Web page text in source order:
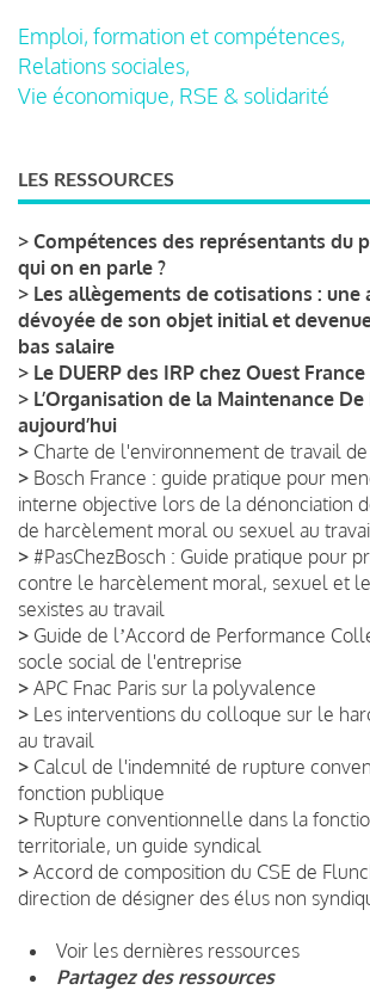
Emploi, formation et compétences,
Relations sociales,
Vie économique, RSE & solidarité
LES RESSOURCES
> Compétences des représentants du
qui on en parle ?
> Les allègements de cotisations : une
dévoyée de son objet initial et
bas salaire
> Le DUERP des IRP chez Ouest France
> L’Organisation de la Maintenance De
aujourd’hui
> Charte de l'environnement de travail
> Bosch France : guide pratique pour
interne objective lors de la dénonciation
de harcèlement moral ou sexuel au
> #PasChezBosch : Guide pratique pour
contre le harcèlement moral, sexuel et
sexistes au travail
> Guide de lʼAccord de Performance
socle social de l'entreprise
> APC Fnac Paris sur la polyvalence
> Les interventions du colloque sur le
au travail
> Calcul de l'indemnité de rupture
fonction publique
> Rupture conventionnelle dans la
territoriale, un guide syndical
> Accord de composition du CSE de
direction de désigner des élus non
Voir les dernières ressources
Partagez des ressources